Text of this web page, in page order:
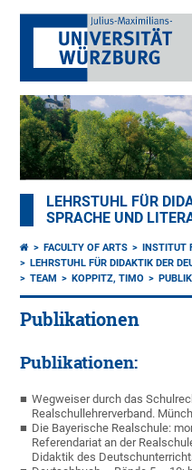
LEHRSTUHL FÜR
SPRACHE UND
FACULTY OF ARTS
INSTITUT
LEHRSTUHL FÜR DIDAKTIK DER
TEAM
KOPPITZ, TIMO
Publikationen
Publikationen:
Wegweiser durch das
Realschullehrerverband.
Die Bayerische Realschule:
Referendariat an der
Didaktik des